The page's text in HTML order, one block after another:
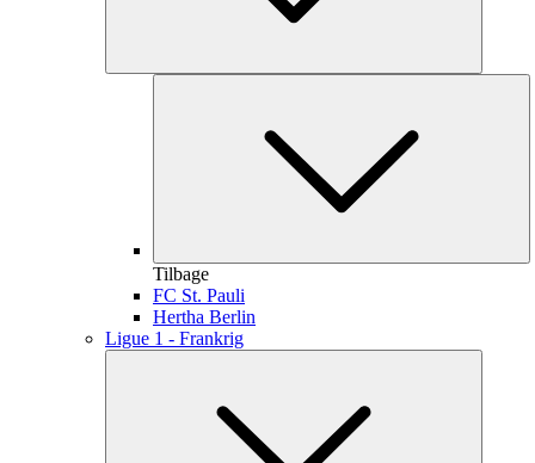
Tilbage
FC St. Pauli
Hertha Berlin
Ligue 1 - Frankrig